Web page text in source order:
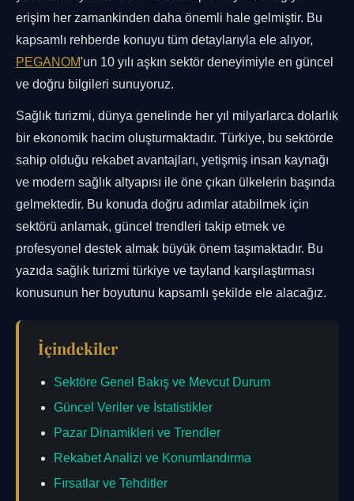
erişim her zamankinden daha önemli hale gelmiştir. Bu
kapsamlı rehberde konuyu tüm detaylarıyla ele alıyor,
PEGANOM'un 10 yılı aşkın sektör deneyimiyle en güncel
ve doğru bilgileri sunuyoruz.
Sağlık turizmi, dünya genelinde her yıl milyarlarca dolarlık
bir ekonomik hacim oluşturmaktadır. Türkiye, bu sektörde
sahip olduğu rekabet avantajları, yetişmiş insan kaynağı
ve modern sağlık altyapısı ile öne çıkan ülkelerin başında
gelmektedir. Bu konuda doğru adımlar atabilmek için
sektörü anlamak, güncel trendleri takip etmek ve
profesyonel destek almak büyük önem taşımaktadır. Bu
yazıda sağlık turizmi türkiye ve tayland karşılaştırması
konusunun her boyutunu kapsamlı şekilde ele alacağız.
İçindekiler
Sektöre Genel Bakış ve Mevcut Durum
Güncel Veriler ve İstatistikler
Pazar Dinamikleri ve Trendler
Rekabet Analizi ve Konumlandırma
Fırsatlar ve Tehditler